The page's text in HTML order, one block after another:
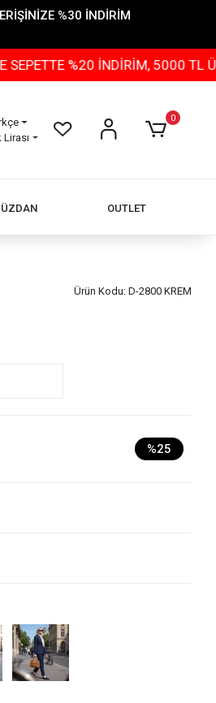
%30 İNDİRİM
%20 İNDİRİM, 5000 TL ÜZERİ
Lirası
0
OUTLET
Ürün Kodu: D-2800 KREM
%25